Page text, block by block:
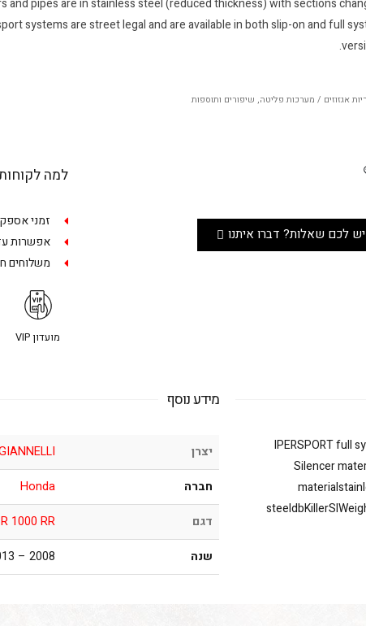
and pipes are in stainless steel (reduced thickness) with sections
systems are street legal and are available in both slip-on and full
אגזוזים / מערכות פליטה, שיפורים ותוספות
יש לכם שאלות? דברו איתנו
למה
זמני
אפשרות עד 12 תשלומים ללא
משלוחים חינם
מועדון VIP
IPERSPORT full
Silencer
מידע נוסף
יצרן
חברה Honda
דגם 1000 RR
שנה 2008 – 2013